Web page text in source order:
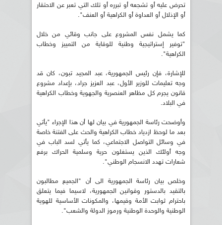
تحرض عليه أو تشجعه أو تبرره أو تلك التي تعبر عن الاحتقار
أو الإذلال أو العداوة أو الكراهية أو العنف".
كما يشمل نفس المشروع على جانب وقائي من خلال
"توفير إستراتيجية وطنية للوقاية من التمييز وخطاب
الكراهية".
للإشارة، فإن رئيس الجمهورية، عبد المجيد تبون، كان قد
وجه تعليمات للوزير الأول، عبد العزيز جراد، بإعداد مشروع
قانون يجرم كل مظاهر العنصرية والجهوية وخطاب الكراهية
في البلاد.
وأوضحت رئاسة الجمهورية في بيان لها أن هذا الإجراء "يأتي
بعد ما لوحظ ازدياد خطاب الكراهية والحث على الفتنة خاصة
في وسائل التواصل الاجتماعي، كما يأتي لسد الباب في
وجه أولئك الذين يستغلون حرية وسلمية الحراك برفع
شعارات تهدد الانسجام الوطني".
وخلص بيان رئاسة الجمهورية الى أن "الجميع مطالبون
بالتقيد بالدستور وقوانين الجمهورية، لاسيما فيما يتعلق
باحترام ثوابت الأمة وقيمها، والمكونات الأساسية للهوية
الوطنية والوحدة الوطنية ورموز الدولة والشعب".